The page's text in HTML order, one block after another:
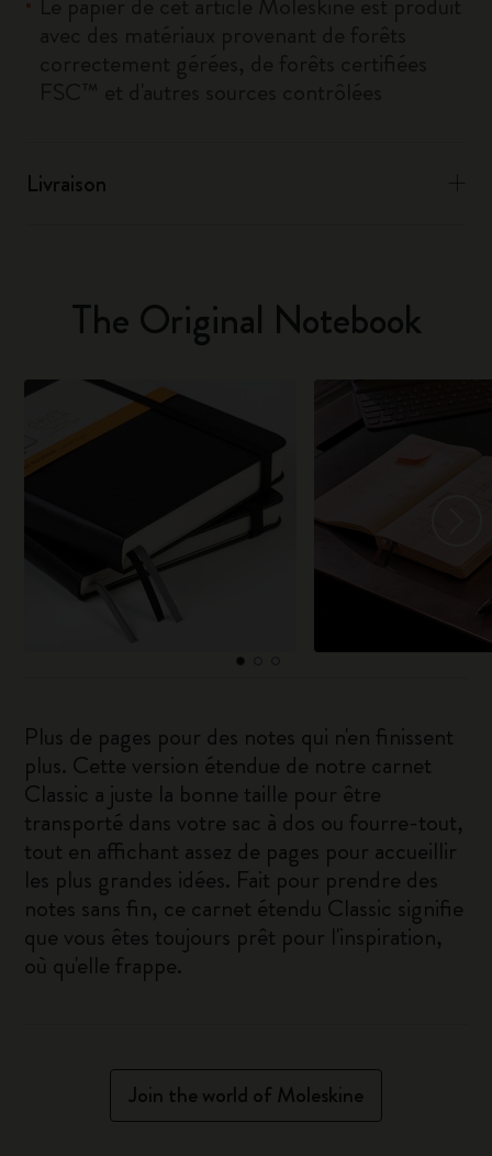
Livraison
The Original Notebook
Plus de pages pour des notes qui n'en finissent
plus. Cette version étendue de notre carnet
Classic a juste la bonne taille pour être
transporté dans votre sac à dos ou fourre-tout,
tout en affichant assez de pages pour accueillir
les plus grandes idées. Fait pour prendre des
notes sans fin, ce carnet étendu Classic signifie
que vous êtes toujours prêt pour l'inspiration,
où qu'elle frappe.
Join the world of Moleskine